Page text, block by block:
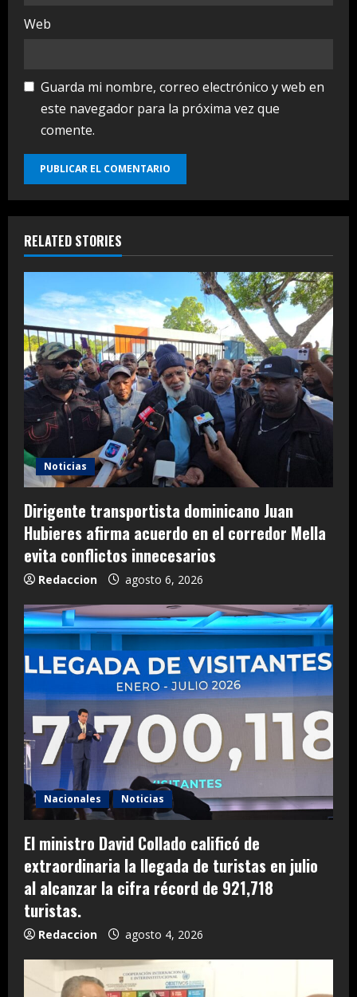
Web
Guarda mi nombre, correo electrónico y web en
este navegador para la próxima vez que
comente.
RELATED STORIES
Noticias
Dirigente transportista dominicano Juan
Hubieres afirma acuerdo en el corredor Mella
evita conflictos innecesarios
Redaccion agosto 6, 2026
Nacionales Noticias
El ministro David Collado calificó de
extraordinaria la llegada de turistas en julio
al alcanzar la cifra récord de 921,718
turistas.
Redaccion agosto 4, 2026